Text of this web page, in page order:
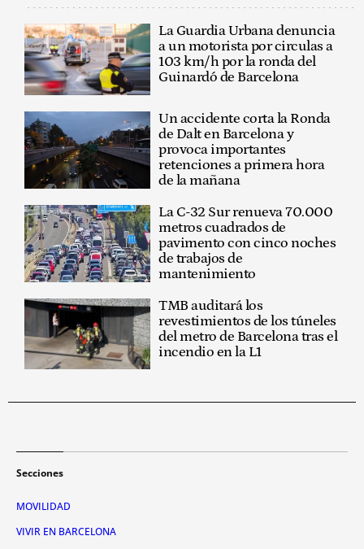
La Guardia Urbana denuncia
a un motorista por circulas a
103 km/h por la ronda del
Guinardó de Barcelona
Un accidente corta la Ronda
de Dalt en Barcelona y
provoca importantes
retenciones a primera hora
de la mañana
La C-32 Sur renueva 70.000
metros cuadrados de
pavimento con cinco noches
de trabajos de
mantenimiento
TMB auditará los
revestimientos de los túneles
del metro de Barcelona tras el
incendio en la L1
Secciones
MOVILIDAD
VIVIR EN BARCELONA